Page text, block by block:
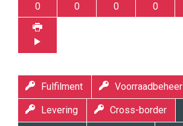
0 0 0 0
Fulfilment Voorraadbeheer
Levering Cross-border